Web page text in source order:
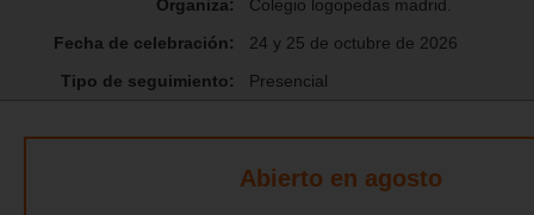
Organiza:
Colegio logopedas madrid.
Fecha de celebración:
24 y 25 de octubre de 2026
Tipo de seguimiento:
Presencial
Abierto en agosto